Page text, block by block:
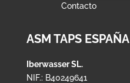
Contacto
ASM TAPS ESPAÑA
Iberwasser SL.
NIF.: B40249641